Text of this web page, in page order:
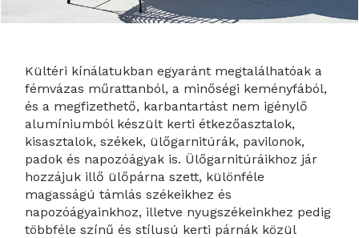
Kültéri kínálatukban egyaránt megtalálhatóak a
fémvázas műrattanból, a minőségi keményfából,
és a megfizethető, karbantartást nem igénylő
alumíniumból készült kerti étkezőasztalok,
kisasztalok, székek, ülőgarnitúrák, pavilonok,
padok és napozóágyak is. Ülőgarnitúráikhoz jár
hozzájuk illő ülőpárna szett, különféle
magasságú támlás székeikhez és
napozóágyainkhoz, illetve nyugszékeinkhez pedig
többféle színű és stílusú kerti párnák közül